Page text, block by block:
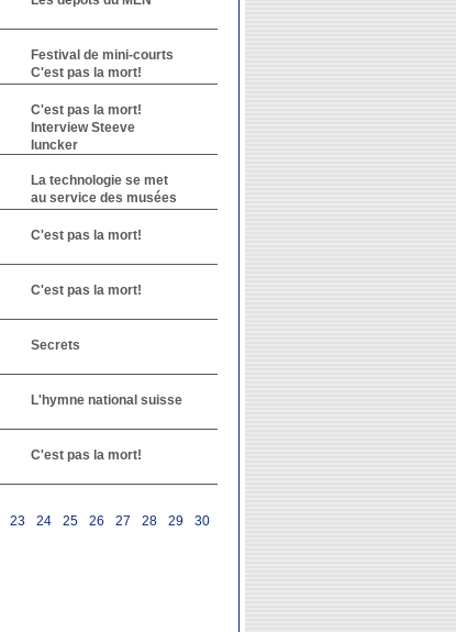
Festival de mini-courts
C'est pas la mort!
C'est pas la mort!
Interview Steeve
Iuncker
La technologie se met
au service des musées
C'est pas la mort!
C'est pas la mort!
Secrets
L'hymne national suisse
C'est pas la mort!
23 24 25 26 27 28 29 30